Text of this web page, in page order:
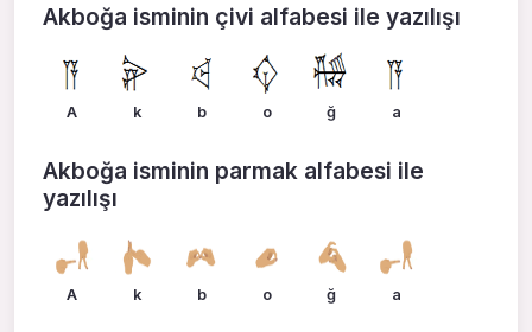
Akboğa isminin çivi alfabesi ile yazılışı
A k b o ğ a
Akboğa isminin parmak alfabesi ile
yazılışı
A k b o ğ a